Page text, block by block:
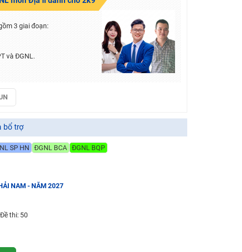
3 giai đoạn:
và ĐGNL.
bổ trợ
SP HN ĐGNL BCA ĐGNL BQP
NAM - NĂM 2027
Đề thi: 50